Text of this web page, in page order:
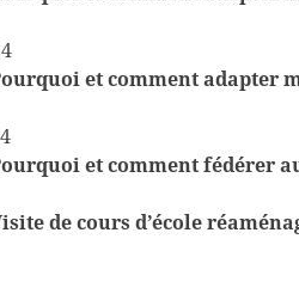
et comment adapter
et comment fédérer
de cours d’école